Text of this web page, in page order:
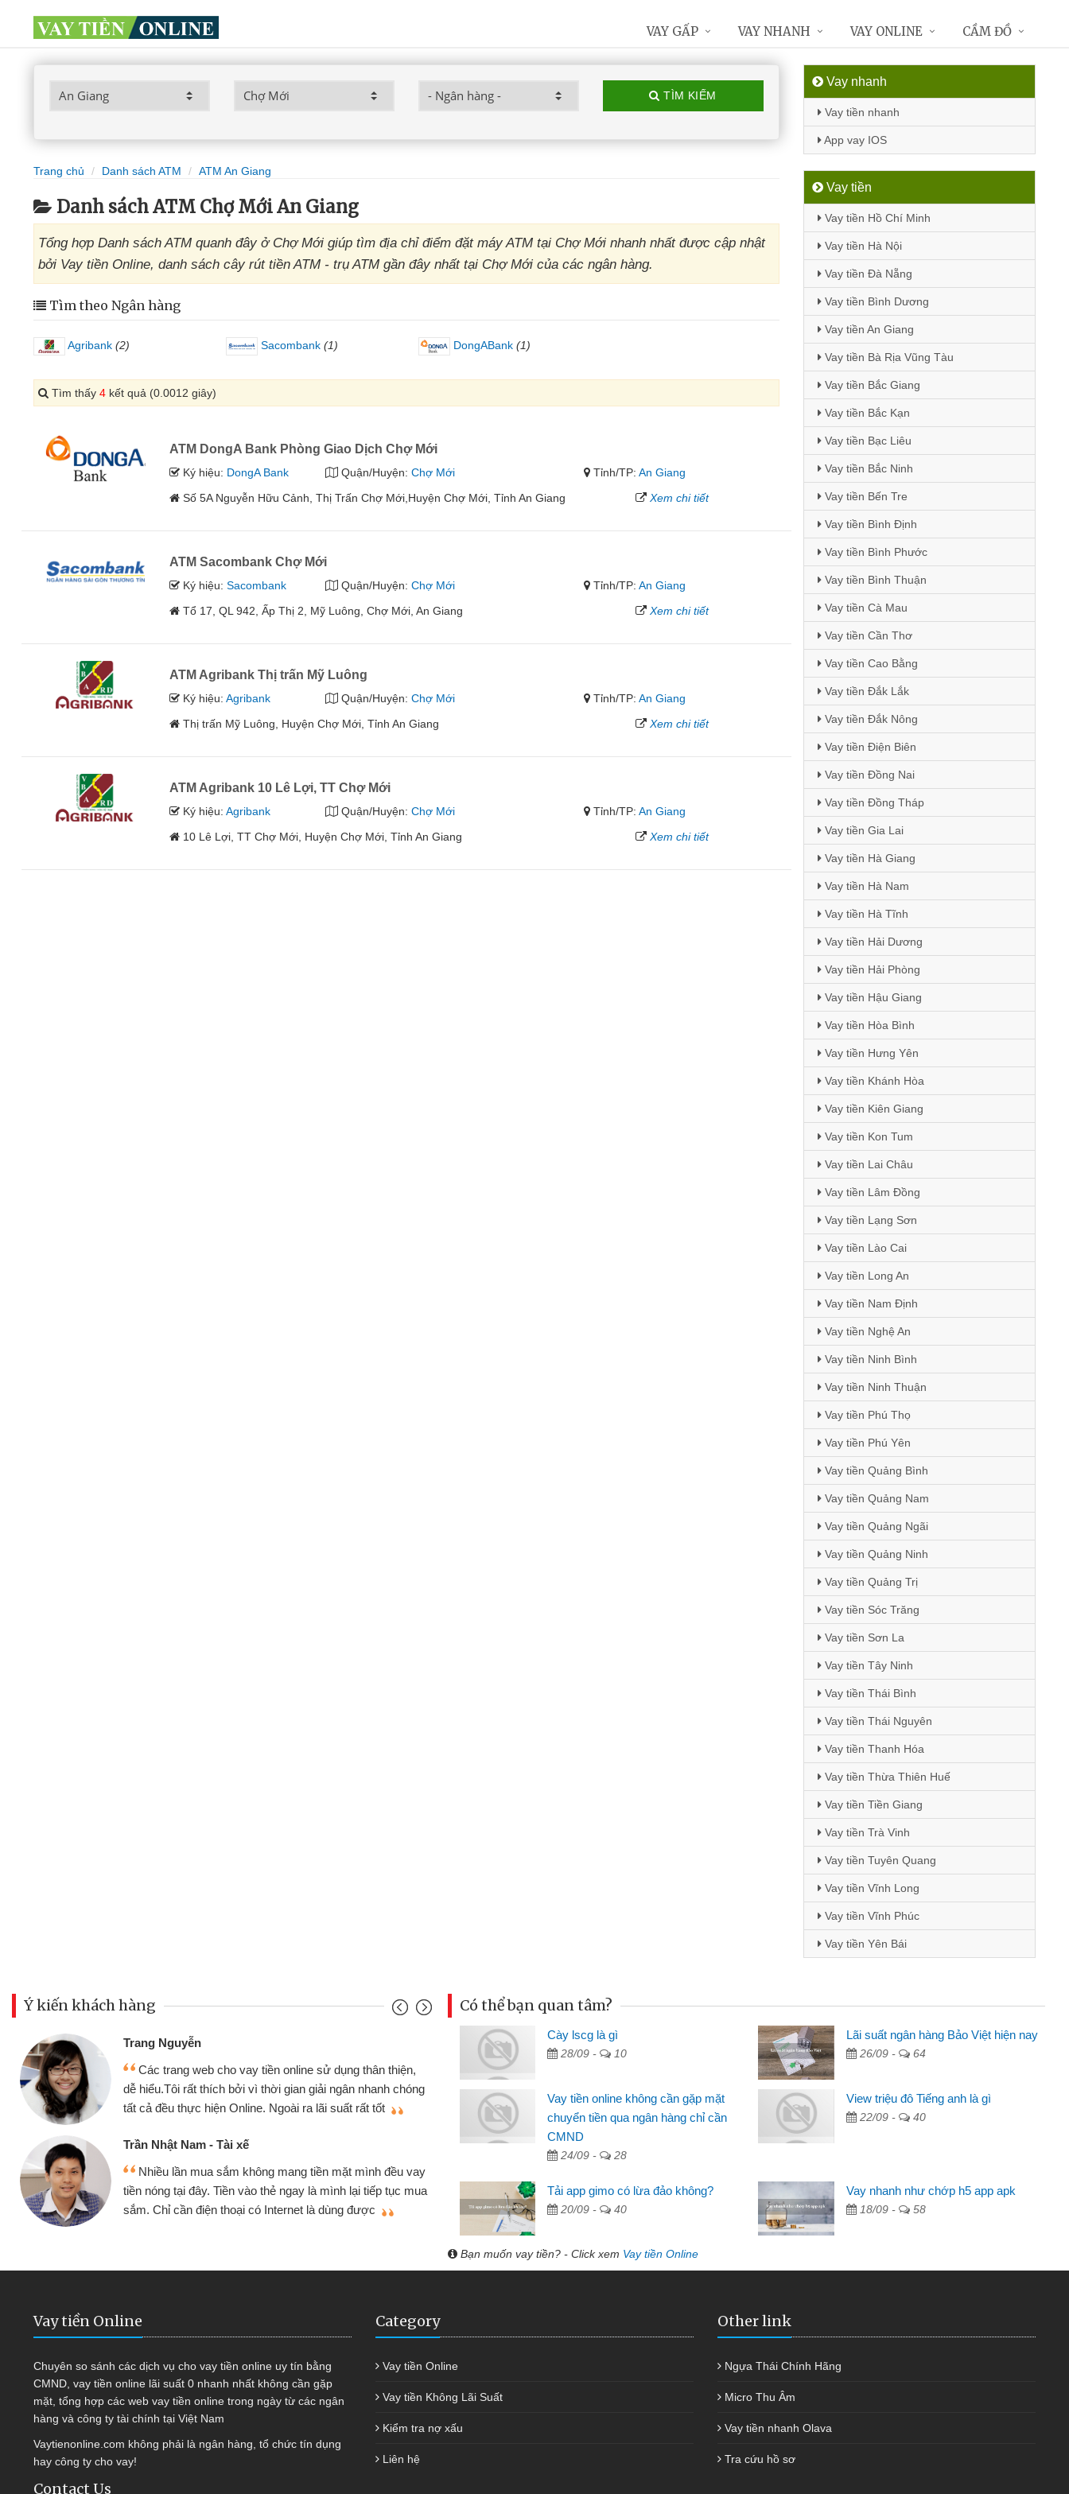
TÌM KIẾM
Trang chủ Danh sách ATM ATM An Giang
Danh sách ATM Chợ Mới An Giang
Tổng hợp Danh sách ATM quanh đây ở Chợ Mới giúp tìm địa chỉ điểm đặt máy ATM tại Chợ Mới nhanh nhất được cập nhật
bởi Vay tiền Online, danh sách cây rút tiền ATM - trụ ATM gần đây nhất tại Chợ Mới của các ngân hàng.
Tìm theo Ngân hàng
Agribank (2) Sacombank (1) DongABank (1)
Tìm thấy 4 kết quả (0.0012 giây)
ATM DongA Bank Phòng Giao Dịch Chợ Mới
Ký hiệu: DongA Bank Quận/Huyện: Chợ Mới Tỉnh/TP:An Giang
Số 5A Nguyễn Hữu Cảnh, Thị Trấn Chợ Mới,Huyện Chợ Mới, Tỉnh An Giang
Xem chi tiết
ATM Sacombank Chợ Mới
Ký hiệu:Sacombank Quận/Huyện: Chợ Mới Tỉnh/TP:An Giang
Tổ 17, QL 942, Ấp Thị 2, Mỹ Luông, Chợ Mới, An Giang
Xem chi tiết
ATM Agribank Thị trấn Mỹ Luông
Ký hiệu:Agribank Quận/Huyện: Chợ Mới Tỉnh/TP:An Giang
Thị trấn Mỹ Luông, Huyện Chợ Mới, Tỉnh An Giang
Xem chi tiết
ATM Agribank 10 Lê Lợi, TT Chợ Mới
Ký hiệu:Agribank Quận/Huyện: Chợ Mới Tỉnh/TP:An Giang
10 Lê Lợi, TT Chợ Mới, Huyện Chợ Mới, Tỉnh An Giang
Xem chi tiết
Vay nhanh
Vay tiền nhanh
App vay IOS
Vay tiền
Vay tiền Hồ Chí Minh
Vay tiền Hà Nội
Vay tiền Đà Nẵng
Vay tiền Bình Dương
Vay tiền An Giang
Vay tiền Bà Rịa Vũng Tàu
Vay tiền Bắc Giang
Vay tiền Bắc Kạn
Vay tiền Bạc Liêu
Vay tiền Bắc Ninh
Vay tiền Bến Tre
Vay tiền Bình Định
Vay tiền Bình Phước
Vay tiền Bình Thuận
Vay tiền Cà Mau
Vay tiền Cần Thơ
Vay tiền Cao Bằng
Vay tiền Đắk Lắk
Vay tiền Đắk Nông
Vay tiền Điện Biên
Vay tiền Đồng Nai
Vay tiền Đồng Tháp
Vay tiền Gia Lai
Vay tiền Hà Giang
Vay tiền Hà Nam
Vay tiền Hà Tĩnh
Vay tiền Hải Dương
Vay tiền Hải Phòng
Vay tiền Hậu Giang
Vay tiền Hòa Bình
Vay tiền Hưng Yên
Vay tiền Khánh Hòa
Vay tiền Kiên Giang
Vay tiền Kon Tum
Vay tiền Lai Châu
Vay tiền Lâm Đồng
Vay tiền Lạng Sơn
Vay tiền Lào Cai
Vay tiền Long An
Vay tiền Nam Định
Vay tiền Nghệ An
Vay tiền Ninh Bình
Vay tiền Ninh Thuận
Vay tiền Phú Thọ
Vay tiền Phú Yên
Vay tiền Quảng Bình
Vay tiền Quảng Nam
Vay tiền Quảng Ngãi
Vay tiền Quảng Ninh
Vay tiền Quảng Trị
Vay tiền Sóc Trăng
Vay tiền Sơn La
Vay tiền Tây Ninh
Vay tiền Thái Bình
Vay tiền Thái Nguyên
Vay tiền Thanh Hóa
Vay tiền Thừa Thiên Huế
Vay tiền Tiền Giang
Vay tiền Trà Vinh
Vay tiền Tuyên Quang
Vay tiền Vĩnh Long
Vay tiền Vĩnh Phúc
Vay tiền Yên Bái
VAY GẤP VAY NHANH VAY ONLINE CẦM ĐỒ
Ý kiến khách hàng
tiền online sử dụng thân thiện,
thời gian giải ngân nhanh chóng
Ngoài ra lãi suất rất tốt
mang tiền mặt mình đều vay
thẻ ngay là mình lại tiếp tục mua
có Internet là dùng được
Mình cần tiền gấp nên định cầm cố chiếc xe wave
nhưng thật may đã có gói vay tiền bằng CMND online
không cần gặp mặt nên rất tiện lợi, sẽ giới thiệu cho bạn
Tôi kinh doanh buôn bán nhỏ lẻ nhiều lúc cần vốn nhập
hàng, nhờ biết đến website qua bạn bè giới thiệu tôi đã giải
quyết được công việc của mình nhanh chóng
Mai Lan - Sinh viên
Tôi biết đến thông qua quảng cáo trên facebook. Tôi là
sinh viên nên cần đóng tiền nhà, sinh nhật bạn bè, mà đọc
thấy thủ tục nhanh gọn nên tôi quyết định vay
Lâm Minh Chánh
cần có 2 triệu để giải quyết việc riêng, trong 1-2 ngày tôi trả
được thôi. Cảm ơn đã giúp tôi kịp thời và nhanh chóng
Có thể bạn quan tâm?
Cày lscg là gì
28/09 - 10
Lãi suất ngân hàng Bảo Việt hiện nay
26/09 - 64
Vay tiền online không cần gặp mặt
chuyển tiền qua ngân hàng chỉ cần
CMND
24/09 - 28
View triệu đô Tiếng anh là gì
22/09 - 40
Tải app gimo có lừa đảo không?
20/09 - 40
Vay nhanh như chớp h5 app apk
18/09 - 58
Bạn muốn vay tiền? - Click xem Vay tiền Online
Vay tiền Online
Chuyên so sánh các dịch vụ cho vay tiền online uy tín bằng
CMND, vay tiền online lãi suất 0 nhanh nhất không cần gặp
mặt, tổng hợp các web vay tiền online trong ngày từ các ngân
hàng và công ty tài chính tại Việt Nam
Vaytienonline.com không phải là ngân hàng, tổ chức tín dụng
hay công ty cho vay!
Contact Us
Category
Vay tiền Online
Vay tiền Không Lãi Suất
Kiểm tra nợ xấu
Liên hệ
Other link
Ngựa Thái Chính Hãng
Micro Thu Âm
Vay tiền nhanh Olava
Tra cứu hồ sơ